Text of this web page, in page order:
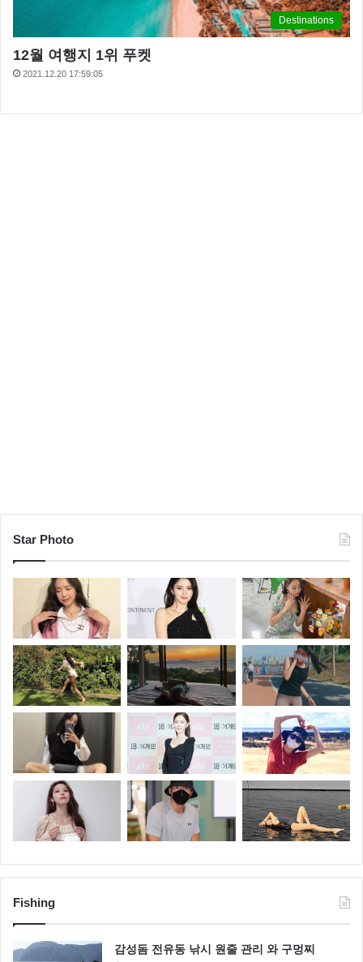
Destinations
12월 여행지 1위 푸켓
2021.12.20 17:59:05
Star Photo
Fishing
감성돔 전유동 낚시 원줄 관리 와 구멍찌